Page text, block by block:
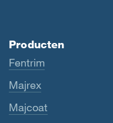
Producten
Fentrim
Majrex
Majcoat